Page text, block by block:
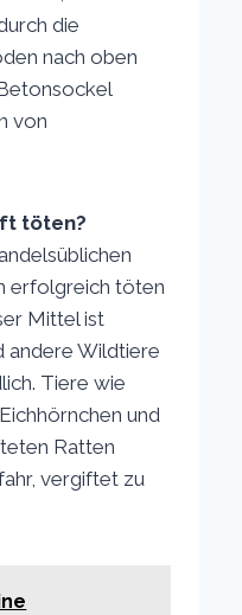
die
nach oben
von
töten?
erfolgreich töten
Mittel ist
andere Wildtiere
Tiere wie
und
Ratten
vergiftet zu